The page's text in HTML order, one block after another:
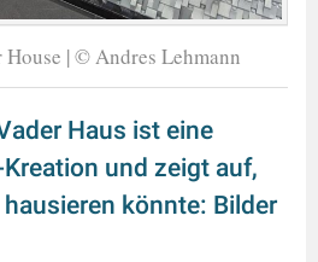
| © Andres Lehmann
Haus ist eine
und zeigt auf,
könnte: Bilder